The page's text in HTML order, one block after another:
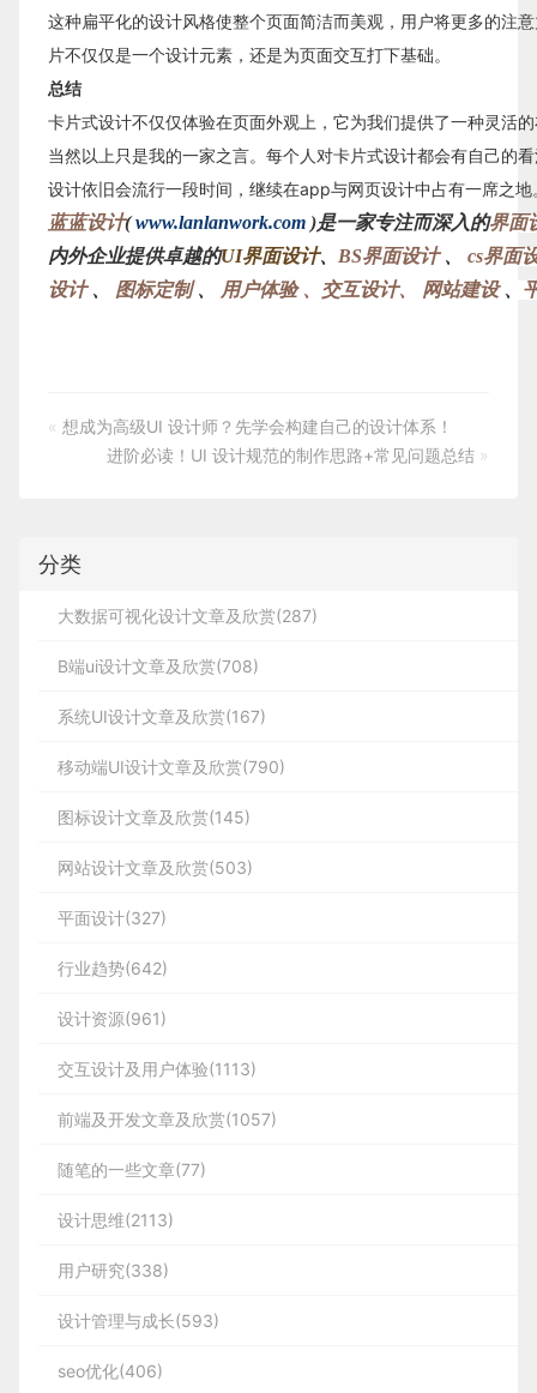
这种扁平化的设计风格使整个页面简洁而美观，用户将更多的注
片不仅仅是一个设计元素，还是为页面交互打下基础。
总结
卡片式设计不仅仅体验在页面外观上，它为我们提供了一种灵活
当然以上只是我的一家之言。每个人对卡片式设计都会有自己的
设计依旧会流行一段时间，继续在app与网页设计中占有一席之地
蓝蓝设计(www.lanlanwork.com )是一家专注而深入的界面
内外企业提供卓越的UI界面设计、 BS界面设计 、 cs界面
设计 、 图标定制、 用户体验 、交互设计、 网站建设 、
« 想成为高级UI 设计师？先学会构建自己的设计体系！
进阶必读！UI 设计规范的制作思路+常见问题总结 »
分类
大数据可视化设计文章及欣赏(287)
B端ui设计文章及欣赏(708)
系统UI设计文章及欣赏(167)
移动端UI设计文章及欣赏(790)
图标设计文章及欣赏(145)
网站设计文章及欣赏(503)
平面设计(327)
行业趋势(642)
设计资源(961)
交互设计及用户体验(1113)
前端及开发文章及欣赏(1057)
随笔的一些文章(77)
设计思维(2113)
用户研究(338)
设计管理与成长(593)
seo优化(406)